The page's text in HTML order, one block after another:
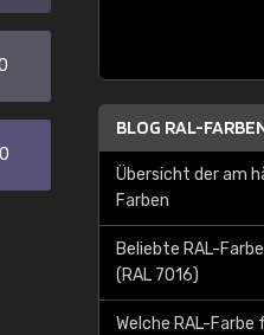
BLOG RAL-
Übersicht der am
Farben
Beliebte RAL-
(RAL 7016)
Welche RAL-Farbe